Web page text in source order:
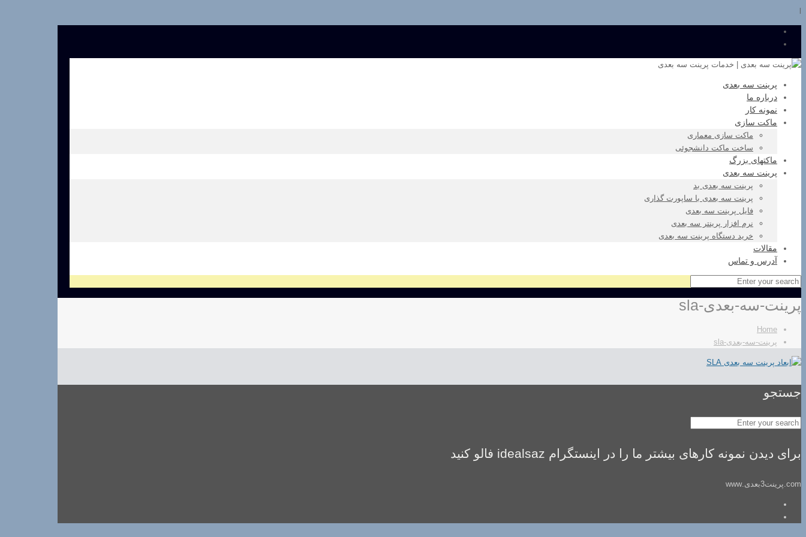
پرینت سه بعدی
درباره ما
نمونه کار
ماکت سازی
ماکت سازی معماری
ساخت ماکت دانشجوئی
ماکتهای بزرگ
پرینت سه بعدی
پرینت سه بعدی بد
پرینت سه بعدی با ساپورت گذاری
فایل پرینت سه بعدی
نرم افزار پرینتر سه بعدی
خرید دستگاه پرینت سه بعدی
مقالات
آدرس و تماس
پرینت-سه-بعدی-sla
Home
پرینت-سه-بعدی-sla
جستجو
برای دیدن نمونه کارهای بیشتر ما را در اینستگرام idealsaz فالو کنید
com.پرینت3بعدی.www